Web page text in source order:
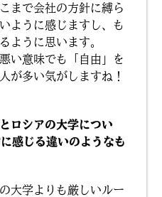
まで会社の方針に縛ら
ように感じますし、も
ように思います。
い意味でも「自由」を
が多い気がしますね！
ロシアの大学につい
感じる違いのようなも
大学よりも厳しいルー